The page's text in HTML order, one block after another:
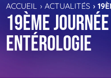
ACCUEIL ACTUALITÉS
19ème
ENTÉROLOGIE